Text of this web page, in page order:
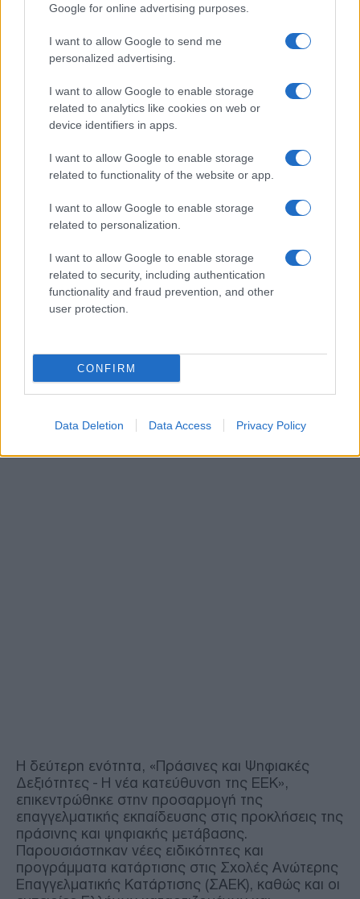
Google for online advertising purposes.
I want to allow Google to send me
personalized advertising.
I want to allow Google to enable storage
related to analytics like cookies on web or
device identifiers in apps.
I want to allow Google to enable storage
related to functionality of the website or app.
I want to allow Google to enable storage
related to personalization.
I want to allow Google to enable storage
related to security, including authentication
functionality and fraud prevention, and other
user protection.
CONFIRM
Data Deletion Data Access Privacy Policy
Ιδιαίτερο ενδιαφέρον συγκέντρωσαν οι δύο
θεματικές ενότητες της ημερίδας.
Η πρώτη, με τίτλο «Η ΕΕΚ σήμερα: Επιλογή αξίας -
Ταυτότητα, δεξιότητες και προοπτική»,
επικεντρώθηκε στη συμβολή της ΕΕΚ στην
με την κοινωνική και οικονομική ανάπτυξη. Οι
ομιλητές παρουσίασαν την επιστημονική
από τους κοινωνικούς εταίρους,
συμπληρωματικές καλές πρακτικές.
Η δεύτερη ενότητα, «Πράσινες και Ψηφιακές
Δεξιότητες - Η νέα κατεύθυνση της ΕΕΚ»,
επικεντρώθηκε στην προσαρμογή της
επαγγελματικής εκπαίδευσης στις προκλήσεις της
πράσινης και ψηφιακής μετάβασης.
Παρουσιάστηκαν νέες ειδικότητες και
προγράμματα κατάρτισης στις Σχολές Ανώτερης
Επαγγελματικής Κατάρτισης (ΣΑΕΚ), καθώς και οι